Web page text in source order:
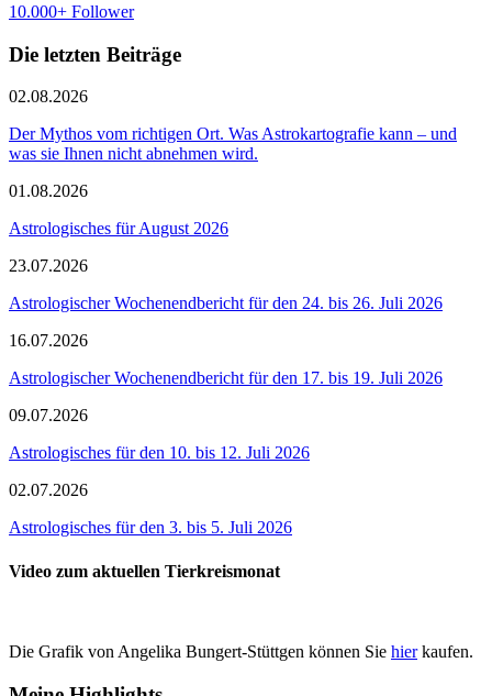
10.000+ Follower
Die letzten Beiträge
02.08.2026
Der Mythos vom richtigen Ort. Was Astrokartografie kann – und
was sie Ihnen nicht abnehmen wird.
01.08.2026
Astrologisches für August 2026
23.07.2026
Astrologischer Wochenendbericht für den 24. bis 26. Juli 2026
16.07.2026
Astrologischer Wochenendbericht für den 17. bis 19. Juli 2026
09.07.2026
Astrologisches für den 10. bis 12. Juli 2026
02.07.2026
Astrologisches für den 3. bis 5. Juli 2026
Video zum aktuellen Tierkreismonat
Die Grafik von Angelika Bungert-Stüttgen können Sie hierkaufen.